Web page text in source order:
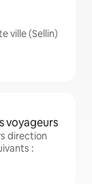
ville (Sellin)
voyageurs
direction
: